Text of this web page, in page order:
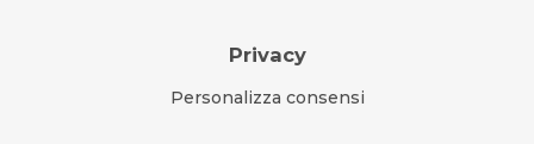
Privacy
Personalizza consensi